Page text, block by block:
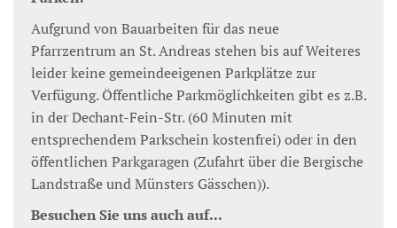
Aufgrund von Bauarbeiten für das neue
Pfarrzentrum an St. Andreas stehen bis auf Weiteres
leider keine gemeindeeigenen Parkplätze zur
Verfügung. Öffentliche Parkmöglichkeiten gibt es z.B.
in der Dechant-Fein-Str. (60 Minuten mit
entsprechendem Parkschein kostenfrei) oder in den
öffentlichen Parkgaragen (Zufahrt über die Bergische
Landstraße und Münsters Gässchen)).
Besuchen Sie uns auch auf...